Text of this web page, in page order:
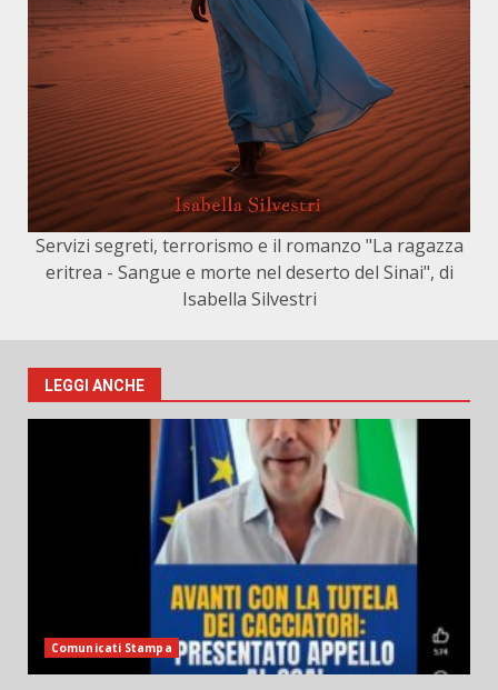
Servizi segreti, terrorismo e il romanzo "La ragazza
eritrea - Sangue e morte nel deserto del Sinai", di
Isabella Silvestri
LEGGI ANCHE
Comunicati Stampa